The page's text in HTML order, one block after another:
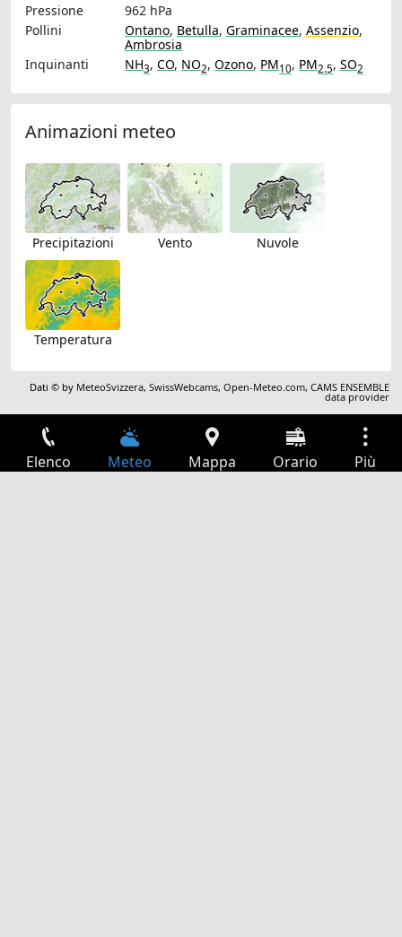
Pressione
962 hPa
Pollini
Ontano, Betulla, Graminacee, Assenzio,
Ambrosia
Inquinanti
NH3, CO, NO2, Ozono, PM10, PM2.5, SO2
Animazioni meteo
Precipitazioni Vento Nuvole
Temperatura
Dati © by MeteoSvizzera,SwissWebcams,Open-Meteo.com,CAMS ENSEMBLE
data provider
Elenco Meteo Mappa Orario Più